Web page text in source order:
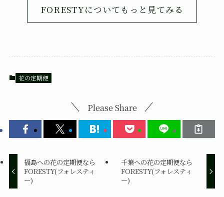
FORESTYについてもっと見てみる
花の定期便
Please Share
福島への花の定期便なら
FORESTY(フォレスティ
ー)
千葉への花の定期便なら
FORESTY(フォレスティ
ー)